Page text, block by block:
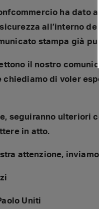
ha dato
all’interno
stampa già
il nostro
di voler
seguiranno ulteriori
in atto.
attenzione,
Uniti